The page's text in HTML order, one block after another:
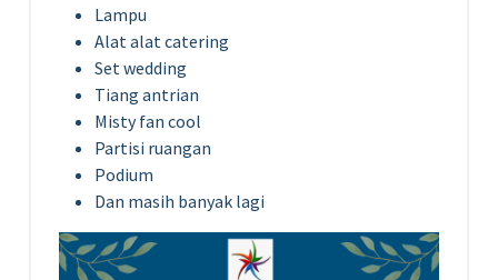
Lampu
Alat alat catering
Set wedding
Tiang antrian
Misty fan cool
Partisi ruangan
Podium
Dan masih banyak lagi